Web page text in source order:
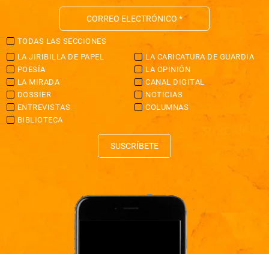
TODAS LAS SECCIONES
LA JIRIBILLA DE PAPEL
LA CARICATURA DE GUARDIA
POESÍA
LA OPINIÓN
LA MIRADA
CANAL DIGITAL
DOSSIER
NOTICIAS
ENTREVISTAS
COLUMNAS
BIBLIOTECA
SUSCRÍBETE